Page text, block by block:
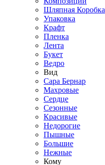
Шляпная Коробка
Упаковка
Крафт
Пленка
Лента
Букет
Ведро
Вид
Сара Бернар
Махровые
Сердце
Сезонные
Красивые
Недорогие
Пышные
Большие
Нежные
Кому